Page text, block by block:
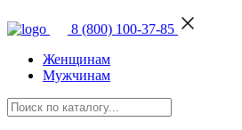
8 (800) 100-37-85
Женщинам
Мужчинам